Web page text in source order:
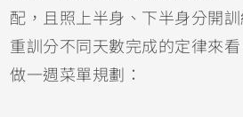
配，且照上半身、下半身分開訓
重訓分不同天數完成的定律來
做一週菜單規劃：